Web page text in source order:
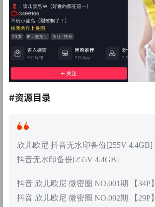
#资源目录
欣儿欧尼 抖音无水印备份[255V 4.4GB]
抖音无水印备份[255V 4.4GB]
抖音 欣儿欧尼 微密圈 NO.001期 【34P】
抖音 欣儿欧尼 微密圈 NO.002期 【29P】